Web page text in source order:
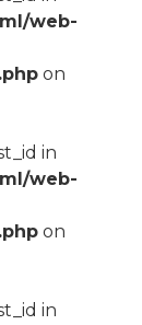
web-
on
in
web-
on
in